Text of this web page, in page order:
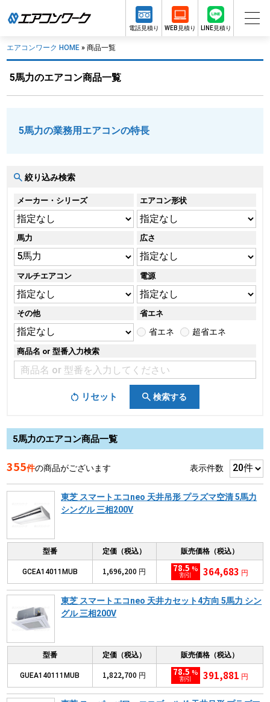
電話見積り WEB見積り LINE見積り
エアコンワーク HOME » 商品一覧
5馬力のエアコン商品一覧
5馬力の業務用エアコンの特長
絞り込み検索
メーカー・シリーズ エアコン形状
馬力 広さ
マルチエアコン 電源
その他 省エネ
省エネ 超省エネ
商品名 or 型番入力検索
リセット 検索する
5馬力のエアコン商品一覧
355件の商品がございます 表示件数
東芝 スマートエコneo 天井吊形 プラズマ空清 5馬力
シングル 三相200V
型番 定価（税込） 販売価格（税込）
GCEA14011MUB 1,696,200 円 78.5 %
割引 364,683 円
東芝 スマートエコneo 天井カセット4方向 5馬力 シン
グル 三相200V
型番 定価（税込） 販売価格（税込）
GUEA140111MUB 1,822,700 円 78.5 %
割引 391,881 円